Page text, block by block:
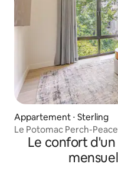
Appartement ⋅ Sterling
Le Potomac Perch-
confortable
Le confort